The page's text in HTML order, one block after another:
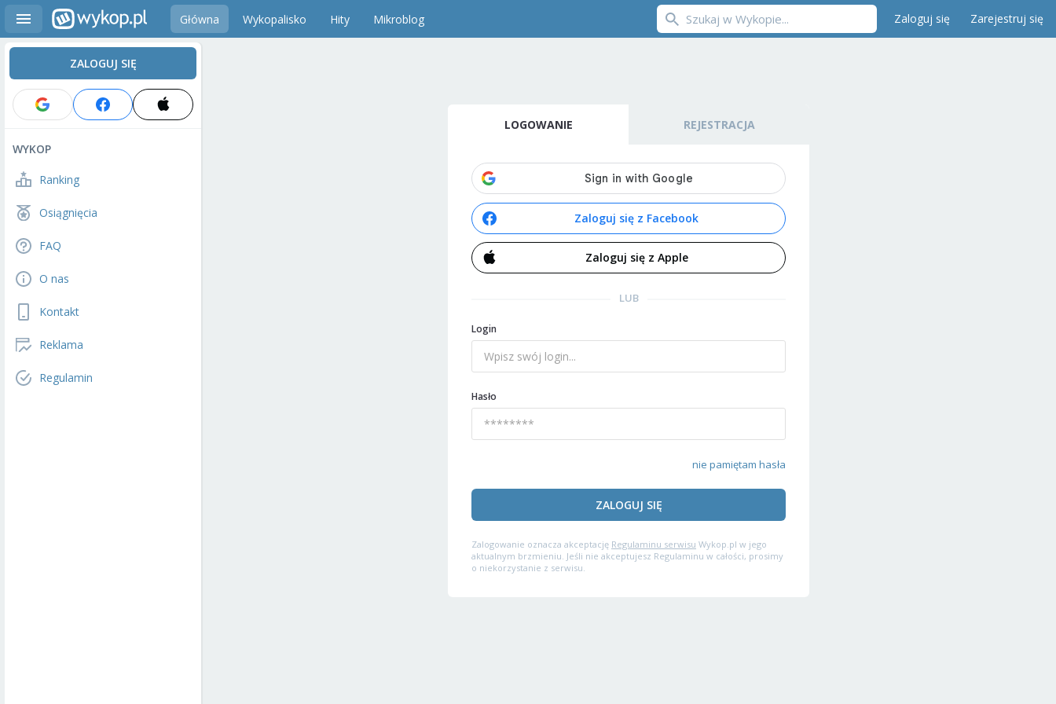
Główna Wykopalisko Hity Mikroblog Zaloguj się Zarejestruj się
ZALOGUJ SIĘ
WYKOP
Ranking
Osiągnięcia
FAQ
O nas
Kontakt
Reklama
Regulamin
LOGOWANIE REJESTRACJA
Zaloguj się z Facebook
Zaloguj się z Apple
LUB
Login
Hasło
nie pamiętam hasła
ZALOGUJ SIĘ
Zalogowanie oznacza akceptację Regulaminu serwisu Wykop.pl w jego
aktualnym brzmieniu. Jeśli nie akceptujesz Regulaminu w całości, prosimy
o niekorzystanie z serwisu.